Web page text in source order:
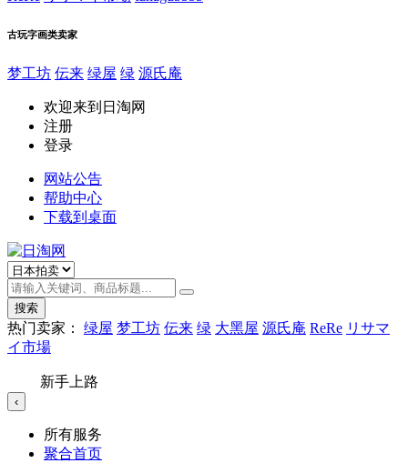
古玩字画类卖家
梦工坊 伝来 绿屋 绿 源氏庵
欢迎来到日淘网
注册
登录
网站公告
帮助中心
下载到桌面
搜索
热门卖家： 绿屋 梦工坊 伝来 绿 大黑屋 源氏庵 ReRe リサマ
イ市場
新手上路
‹
所有服务
聚合首页